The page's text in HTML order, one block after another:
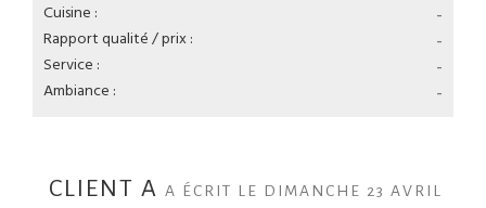
-
Cuisine :
-
Rapport qualité / prix :
-
Service :
-
Ambiance :
CLIENT A A ÉCRIT LE DIMANCHE 23 AVRIL